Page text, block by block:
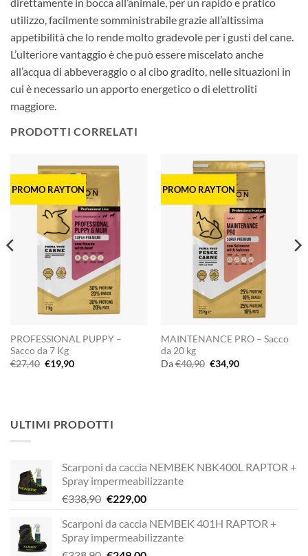
utilizzo, facilmente somministrabile grazie all’altissima
appetibilità che lo rende molto gradevole per i gusti del cane.
L’ulteriore vantaggio è che può essere miscelato anche
all’acqua di abbeveraggio o al cibo gradito, nelle situazioni in
cui è necessario un apporto energetico o di elettroliti
maggiore.
PRODOTTI CORRELATI
PROMO RAYTON
PROFESSIONAL PUPPY –
Sacco da 7 Kg
€27,40 Il
prezzo
€19,90Il
PROMO RAYTON
MAINTENANCE PRO – Sacco
da 20 kg
Da€40,90 Il
prezzo
€34,90Il
ULTIMI PRODOTTI
Scarponi da caccia NEMBEK NBK400L RAPTOR +
Spray impermeabilizzante
€338,90 Il
originale
era:
€229,00Il
attuale
è:
Scarponi da caccia NEMBEK 401H RAPTOR +
Spray impermeabilizzante